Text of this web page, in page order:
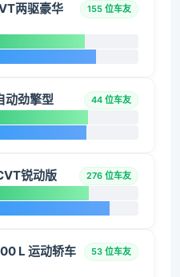
两驱豪华
155 位车友
动劲擎型 44 位车友
锐动版 276 位车友
L 运动轿车
53 位车友